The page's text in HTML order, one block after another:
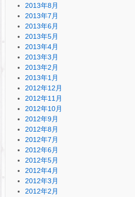
2013年8月
2013年7月
2013年6月
2013年5月
2013年4月
2013年3月
2013年2月
2013年1月
2012年12月
2012年11月
2012年10月
2012年9月
2012年8月
2012年7月
2012年6月
2012年5月
2012年4月
2012年3月
2012年2月